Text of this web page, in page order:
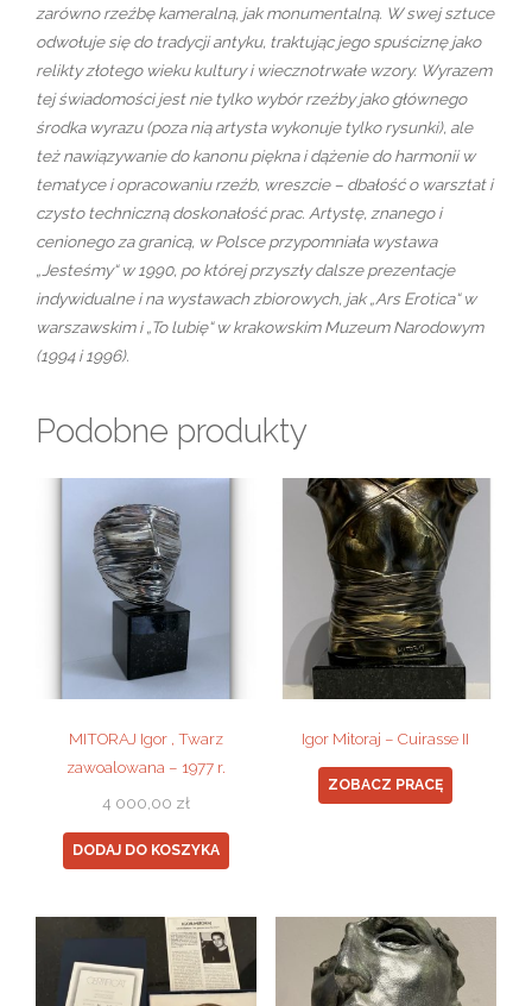
zarówno rzeźbę kameralną, jak monumentalną. W swej sztuce
odwołuje się do tradycji antyku, traktując jego spuściznę jako
relikty złotego wieku kultury i wiecznotrwałe wzory. Wyrazem
tej świadomości jest nie tylko wybór rzeźby jako głównego
środka wyrazu (poza nią artysta wykonuje tylko rysunki), ale
też nawiązywanie do kanonu piękna i dążenie do harmonii w
tematyce i opracowaniu rzeźb, wreszcie – dbałość o warsztat i
czysto techniczną doskonałość prac. Artystę, znanego i
cenionego za granicą, w Polsce przypomniała wystawa
„Jesteśmy“ w 1990, po której przyszły dalsze prezentacje
indywidualne i na wystawach zbiorowych, jak „Ars Erotica“ w
warszawskim i „To lubię“ w krakowskim Muzeum Narodowym
(1994 i 1996).
Podobne produkty
MITORAJ Igor , Twarz
zawoalowana – 1977 r.
4 000,00 zł
DODAJ DO KOSZYKA
Igor Mitoraj – Cuirasse II
ZOBACZ PRACĘ